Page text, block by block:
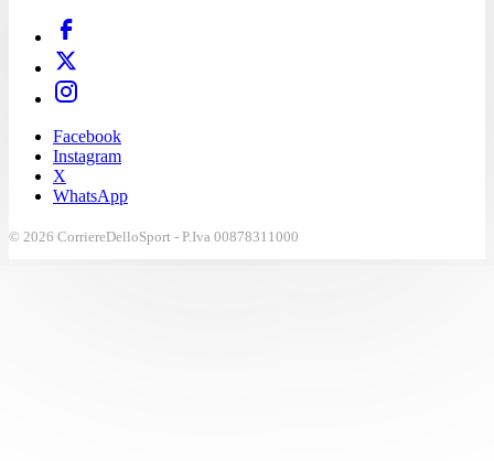
Facebook
Instagram
X
WhatsApp
© 2026 CorriereDelloSport - P.Iva 00878311000